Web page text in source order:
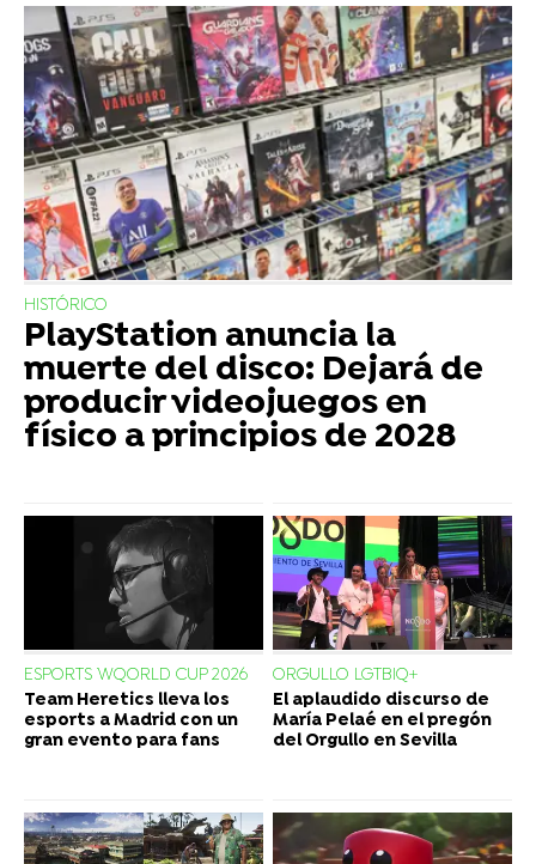
HISTÓRICO
PlayStation anuncia la
muerte del disco: Dejará de
producir videojuegos en
físico a principios de 2028
ESPORTS WQORLD CUP 2026
Team Heretics lleva los
esports a Madrid con un
gran evento para fans
ORGULLO LGTBIQ+
El aplaudido discurso de
María Pelaé en el pregón
del Orgullo en Sevilla